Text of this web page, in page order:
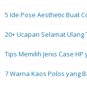
5 Ide Pose Aesthetic Buat
20+ Ucapan Selamat
Tips Memilih Jenis Case
7 Warna Kaos Polos yang